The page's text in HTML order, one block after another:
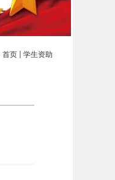
首页 学生资助